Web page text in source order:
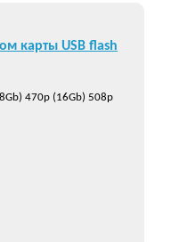
карты USB flash
470р (16Gb) 508р